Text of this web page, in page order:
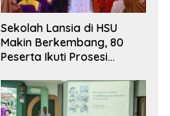
Sekolah Lansia di HSU
Makin Berkembang, 80
Peserta Ikuti Prosesi